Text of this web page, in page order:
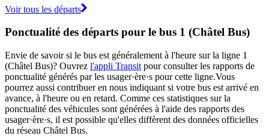
Voir tous les départs
Ponctualité des départs pour le bus 1 (Châtel Bus)
Envie de savoir si le bus est généralement à l'heure sur la ligne 1
(Châtel Bus)? Ouvrez l'appli Transit pour consulter les rapports de
ponctualité générés par les usager·ère·s pour cette ligne.Vous
pourrez aussi contribuer en nous indiquant si votre bus est arrivé en
avance, à l'heure ou en retard. Comme ces statistiques sur la
ponctualité des véhicules sont générées à l'aide des rapports des
usager·ère·s, il est possible qu'elles diffèrent des données officielles
du réseau Châtel Bus.